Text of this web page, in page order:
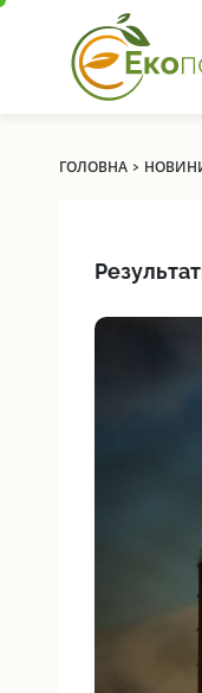
ГОЛОВНА› НОВИНИ